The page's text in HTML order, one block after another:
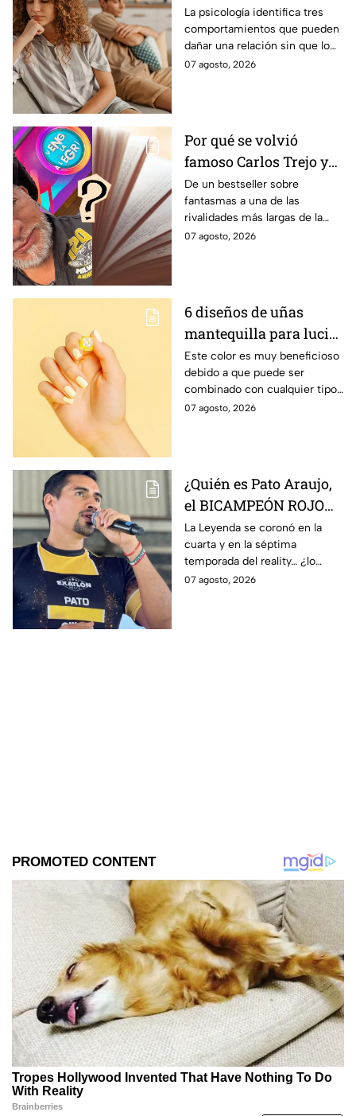
responsabilidad
afectiva y no te das
cuenta, según la
psicología
La psicología identifica tres
comportamientos que pueden
dañar una relación sin que lo
notes
07 agosto, 2026
Por qué se volvió
famoso Carlos Trejo y
cómo nació el
problema de antaño
que tiene con Alfredo
Adame
De un bestseller sobre
fantasmas a una de las
rivalidades más largas de la
televisión mexicana
07 agosto, 2026
6 diseños de uñas
mantequilla para lucir
hermosa este verano
Este color es muy beneficioso
debido a que puede ser
combinado con cualquier tipo
de prenda.
07 agosto, 2026
¿Quién es Pato Araujo,
el BICAMPEÓN ROJO
que regresa en la
décima temporada de
Exatlón México?
La Leyenda se coronó en la
cuarta y en la séptima
temporada del reality… ¿lo
volverá a hacer?
07 agosto, 2026